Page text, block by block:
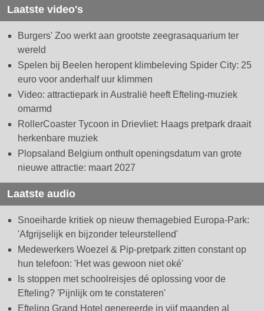
Laatste video's
Burgers' Zoo werkt aan grootste zeegrasaquarium ter
wereld
Spelen bij Beelen heropent klimbeleving Spider City: 25
euro voor anderhalf uur klimmen
Video: attractiepark in Australië heeft Efteling-muziek
omarmd
RollerCoaster Tycoon in Drievliet: Haags pretpark draait
herkenbare muziek
Plopsaland Belgium onthult openingsdatum van grote
nieuwe attractie: maart 2027
Laatste audio
Snoeiharde kritiek op nieuw themagebied Europa-Park:
'Afgrijselijk en bijzonder teleurstellend'
Medewerkers Woezel & Pip-pretpark zitten constant op
hun telefoon: 'Het was gewoon niet oké'
Is stoppen met schoolreisjes dé oplossing voor de
Efteling? 'Pijnlijk om te constateren'
Efteling Grand Hotel genereerde in vijf maanden al